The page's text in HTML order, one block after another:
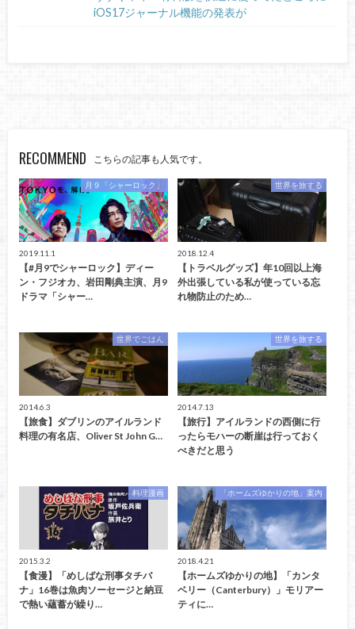
iOS17ジャーナル機能の発表が
RECOMMEND こちらの記事も人気です。
月９「シャーロック」
2019.11.1
【#月9でシャーロック】ディー
ン・フジオカ、岩田剛典主演、月9
ドラマ「シャー…
世界を旅する
2018.12.4
【トラベルグッズ】年10回以上海
外出張している私が使っている忘
れ物防止のため…
世界でごはん
2014.6.3
【旅食】ダブリンのアイルランド
料理の有名店、Oliver St John G…
世界を旅する
2014.7.13
【旅行】アイルランドの西側に行
ったらモハーの断崖は行っておく
べきだと思う
料理漫画
2015.3.2
【食漫】「めしばな刑事タチバ
ナ」16巻は魚肉ソーセージと納豆
で熱い蘊蓄が繰り…
「ホームズゆかりの地」案内
2018.4.21
【ホームズゆかりの地】「カンタ
ベリー（Canterbury）」モリアー
ティに…